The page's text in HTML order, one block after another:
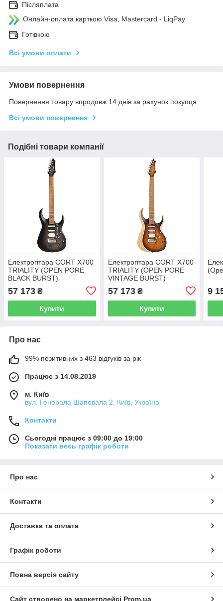
Післяплата
Онлайн-оплата карткою Visa, Mastercard - LiqPay
Готівкою
Всі умови оплати
Умови повернення
Повернення товару впродовж 14 днів за рахунок покупця
Всі умови повернення
Подібні товари компанії
Електрогітара CORT X700
TRIALITY (OPEN PORE
BLACK BURST)
57 173 ₴
Купити
Електрогітара CORT X700
TRIALITY (OPEN PORE
VINTAGE BURST)
57 173₴
Купити
9
Про нас
99% позитивних з 463 відгуків за рік
Працює з 14.08.2019
м. Київ
вул. Генерала Шаповала 2, Київ, Україна
Контакти
Сьогодні працює з 09:00 до 19:00
Показати весь графік роботи
Про нас
Контакти
Доставка та оплата
Графік роботи
Повна версія сайту
Сайт створено на маркетплейсі Prom.ua